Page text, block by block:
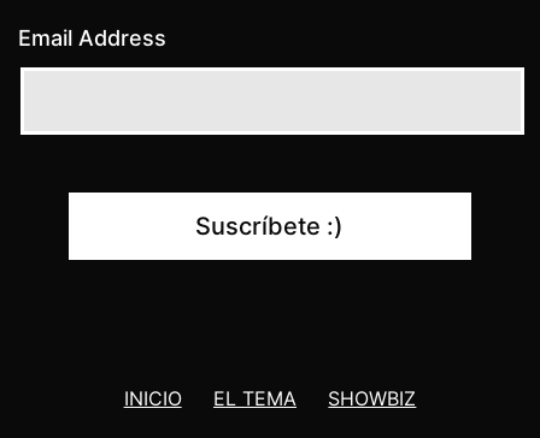
Email Address
INICIO EL TEMA SHOWBIZ